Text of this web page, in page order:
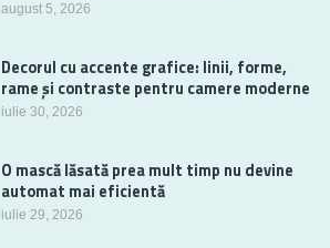
august 5, 2026
Decorul cu accente grafice: linii, forme,
rame și contraste pentru camere moderne
iulie 30, 2026
O mască lăsată prea mult timp nu devine
automat mai eficientă
iulie 29, 2026